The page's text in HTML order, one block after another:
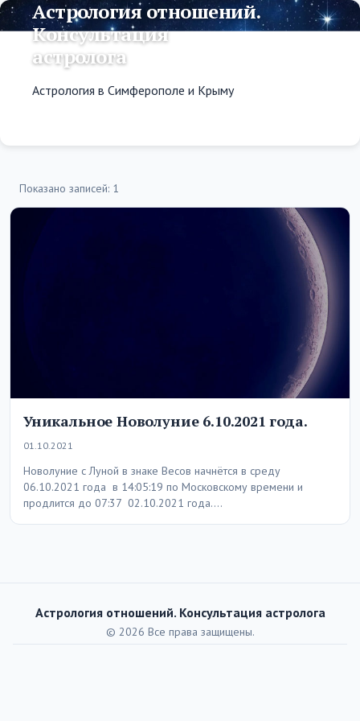
Астрология отношений.
Консультация
астролога
Астрология в Симферополе и Крыму
Показано записей: 1
Уникальное Новолуние 6.10.2021 года.
01.10.2021
Новолуние с Луной в знаке Весов начнётся в среду
06.10.2021 года в 14:05:19 по Московскому времени и
продлится до 07:37 02.10.2021 года.…
Астрология отношений. Консультация астролога
© 2026 Все права защищены.